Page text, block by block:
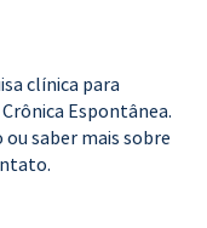
clínica para
Espontânea.
saber mais sobre